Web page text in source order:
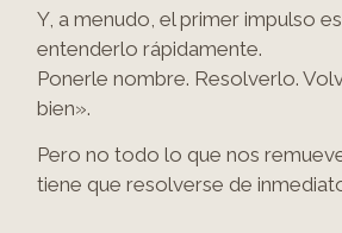
Y, a menudo, el primer impulso
entenderlo rápidamente.
Ponerle nombre. Resolverlo.
bien».
Pero no todo lo que nos
tiene que resolverse de